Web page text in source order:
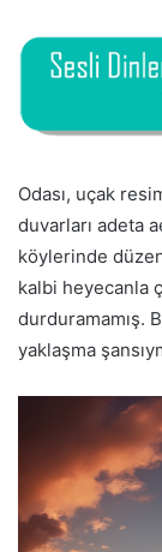
Odası, uçak
duvarları adeta
köylerinde
kalbi heyecanla
durduramamış.
yaklaşma